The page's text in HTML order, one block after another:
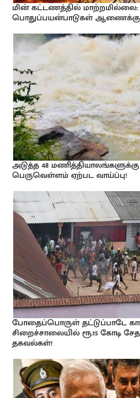
மின் கட்டணத்தில் மாற்றமில்லை:
பொதுப்பயன்பாடுகள்
அடுத்த 48
பெருவெள்ளம் ஏற்பட வாய்ப்பு!
போதைப்பொருள் தட்டுப்பாடே
சிறைச்சாலையில் ரூ.15 கோடி
தகவல்கள்!